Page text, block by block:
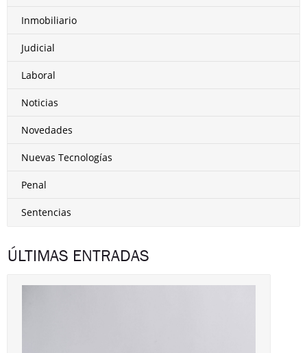
Inmobiliario
Judicial
Laboral
Noticias
Novedades
Nuevas Tecnologías
Penal
Sentencias
ÚLTIMAS ENTRADAS